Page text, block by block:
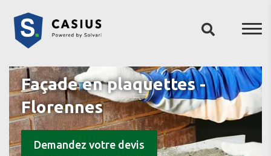
Façade en plaquettes -
Florennes
Demandez votre devis